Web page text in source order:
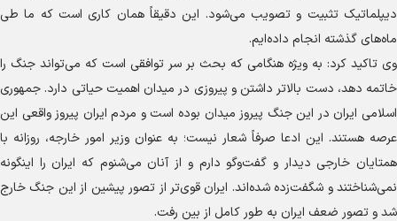
دیپلماتیک تثبیت و تصویب می‌شود. این دقیقاً همان کاری است که ما طی
ماه‌های گذشته انجام داده‌ایم.
وی تاکید کرد: به ویژه هنگامی که بحث بر سر توافقی است که می‌تواند جنگ را
خاتمه دهد، دست بالاتر داشتن و پیروزی در میدان اهمیت حیاتی دارد. جمهوری
اسلامی ایران در این جنگ پیروز میدان بوده است و مردم ایران پیروز واقعی این
عرصه هستند. این ادعا صرفاً شعار نیست؛ به عنوان وزیر امور خارجه، روزانه با
همتایان خارجی دیدار و گفت‌و‌گو دارم و از آنان می‌شنوم که ایران را اینگونه
نمی‌شناختند و شگفت‌زده شده‌اند. ایران قوی‌تر از تصور پیشین از این جنگ خارج
شد و تصور ضعف ایران به طور کامل از بین رفت.